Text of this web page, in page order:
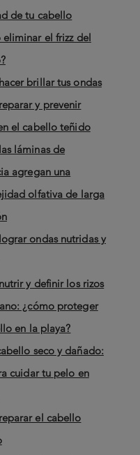
de tu cabello
brillar tus ondas
el cabello teñido
agregan una
olfativa de larga
y definir los rizos
en la playa?
cuidar tu pelo en